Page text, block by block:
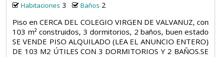
Habitaciones 3 Baños 2
Piso en CERCA DEL COLEGIO VIRGEN DE VALVANUZ, con
103 m² construidos, 3 dormitorios, 2 baños, buen estado
SE VENDE PISO ALQUILADO (LEA EL ANUNCIO ENTERO)
DE 103 M2 ÚTILES CON 3 DORMITORIOS Y 2 BAÑOS.SE